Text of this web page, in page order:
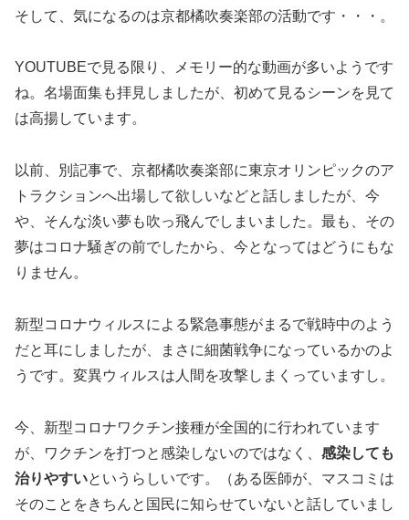
そして、気になるのは京都橘吹奏楽部の活動です・・・。
YOUTUBEで見る限り、メモリー的な動画が多いようです
ね。名場面集も拝見しましたが、初めて見るシーンを見て
は高揚しています。
以前、別記事で、京都橘吹奏楽部に東京オリンピックのア
トラクションへ出場して欲しいなどと話しましたが、今
や、そんな淡い夢も吹っ飛んでしまいました。最も、その
夢はコロナ騒ぎの前でしたから、今となってはどうにもな
りません。
新型コロナウィルスによる緊急事態がまるで戦時中のよう
だと耳にしましたが、まさに細菌戦争になっているかのよ
うです。変異ウィルスは人間を攻撃しまくっていますし。
今、新型コロナワクチン接種が全国的に行われています
が、ワクチンを打つと感染しないのではなく、 感染しても
治りやすいというらしいです。（ある医師が、マスコミは
そのことをきちんと国民に知らせていないと話していまし